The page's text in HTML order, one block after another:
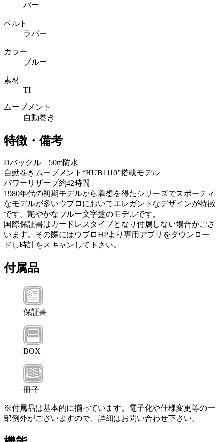
バー
ベルト
ラバー
カラー
ブルー
素材
TI
ムーブメント
自動巻き
特徴・備考
Dバックル 50m防水
自動巻きムーブメント“HUB1110”搭載モデル
パワーリザーブ約42時間
1980年代の初期モデルから着想を得たシリーズでスポーティ
なモデルが多いウブロにおいてエレガントなデザインが特徴
です。艶やかなブルー文字盤のモデルです。
国際保証書はカードレスタイプとなり付属しない場合がござ
います。その際にはウブロHPより専用アプリをダウンロー
ドし時計をスキャンして下さい。
付属品
保証書
BOX
冊子
※付属品は基本的に揃っています。電子化や仕様変更等の一
部例外がございますので、詳細はお問い合わせ下さい。